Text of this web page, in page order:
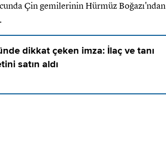
Çin gemilerinin Hürmüz Boğazı'ndan
dikkat çeken imza: İlaç ve tanı
satın aldı